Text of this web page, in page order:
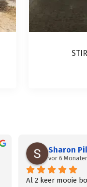
Sharon
vor 6
Al 2 keer mooie